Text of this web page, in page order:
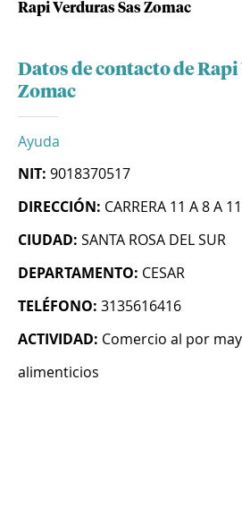
Rapi Verduras Sas Zomac
Datos de contacto de Rapi
Zomac
Ayuda
NIT: 9018370517
DIRECCIÓN: CARRERA 11 A 8 A
CIUDAD: SANTA ROSA DEL SUR
DEPARTAMENTO: CESAR
TELÉFONO: 3135616416
ACTIVIDAD: Comercio al por
alimenticios